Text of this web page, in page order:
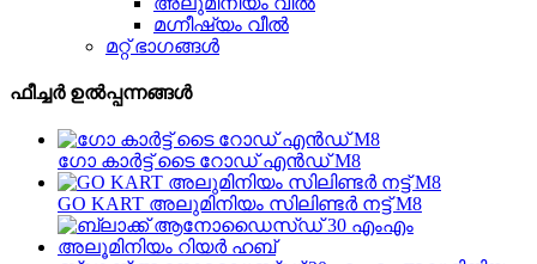
മഗ്നീഷ്യം വീൽ
മറ്റ് ഭാഗങ്ങൾ
ഫീച്ചർ ഉൽപ്പന്നങ്ങൾ
ഗോ കാർട്ട് ടൈ റോഡ് എൻഡ് M8
GO KART അലുമിനിയം സിലിണ്ടർ നട്ട് M8